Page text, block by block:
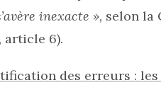
inexacte », selon la
article 6).
des erreurs : les